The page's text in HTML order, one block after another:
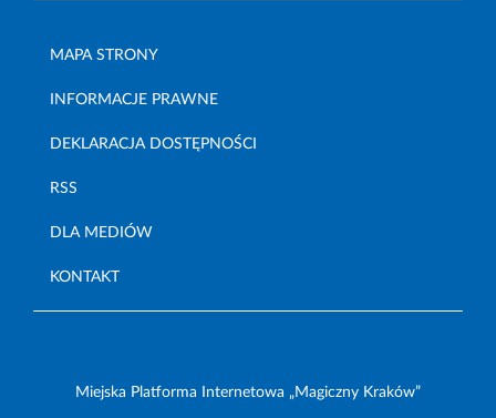
MAPA STRONY
INFORMACJE PRAWNE
DEKLARACJA DOSTĘPNOŚCI
RSS
DLA MEDIÓW
KONTAKT
Miejska Platforma Internetowa „Magiczny Kraków”